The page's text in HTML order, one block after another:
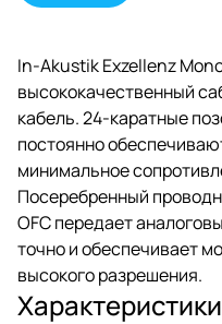
In-Akustik Exzellenz
высококачественный
кабель. 24-каратные
постоянно
минимальное
Посеребренный
OFC передает
точно и обеспечивает
высокого разрешения.